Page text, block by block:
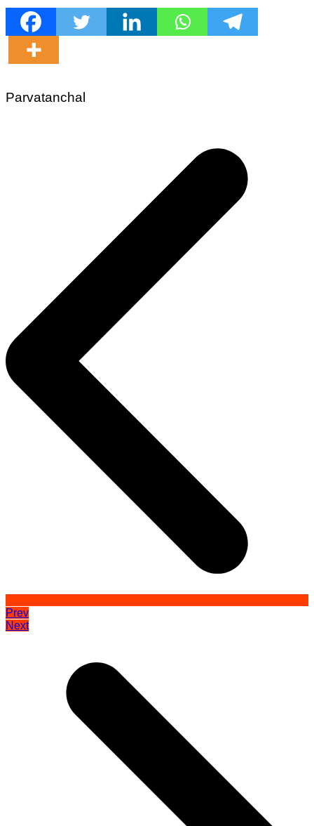
Parvatanchal
Prev
Next